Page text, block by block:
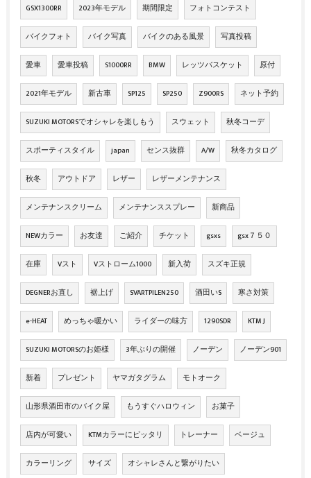
GSX1300RR 2023年モデル 期間限定 フォトコンテスト
バイクフォト バイク写真 バイクのある風景 写真投稿
愛車 愛車投稿 S1000RR BMW レッツバスケット 原付
2021年モデル 新古車 SP125 SP250 Z900RS ネット予約
SUZUKI MOTORSでオシャレを楽しもう スウェット 秋冬コーデ
スポーティスタイル japan センス抜群 A/W 秋冬カタログ
秋冬 アウトドア レザー レザーメンテナンス
メンテナンスクリーム メンテナンススプレー 新商品
NEWカラー お友達 ご紹介 チケット gsxs gsx７５０
在庫 Vスト Vストローム1000 新入荷 スズキ正規
DEGNERお直し 裾上げ SVARTPILEN250 酒田いS 寒さ対策
e-HEAT めっちゃ暖かい ライダーの味方 1290SDR KTM J
SUZUKI MOTORSのお姫様 3年ぶりの開催 ノーデン ノーデン901
新着 プレゼント ヤマガタグラム モトオーク
山形県酒田市のバイク屋 もうすぐハロウィン お菓子
店内が可愛い KTMカラーにピッタリ トレーナー ベージュ
カラーリング サイズ オシャレさんと繋がりたい